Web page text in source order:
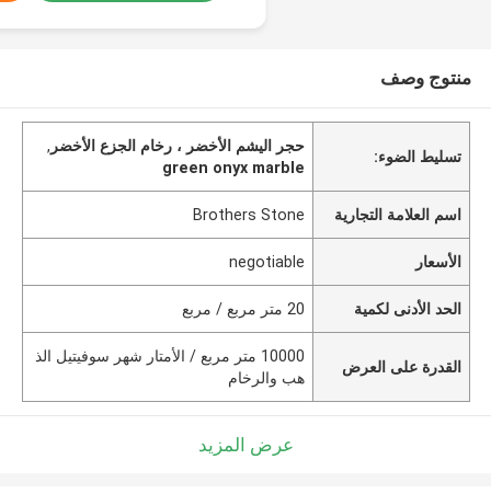
منتوج وصف
تسليط الضوء:
حجر اليشم الأخضر ، رخام الجزع الأخضر ,
green onyx marble
اسم العلامة التجارية Brothers Stone
الأسعار negotiable
الحد الأدنى لكمية 20 متر مربع / مربع
القدرة على العرض
10000 متر مربع / الأمتار شهر سوفيتيل الذ
هب والرخام
عرض المزيد